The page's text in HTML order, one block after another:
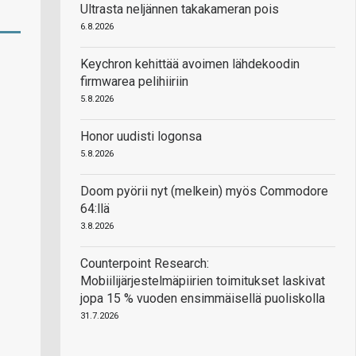
Ultrasta neljännen takakameran pois
6.8.2026
Keychron kehittää avoimen lähdekoodin
firmwarea pelihiiriin
5.8.2026
Honor uudisti logonsa
5.8.2026
Doom pyörii nyt (melkein) myös Commodore
64:llä
3.8.2026
Counterpoint Research:
Mobiilijärjestelmäpiirien toimitukset laskivat
jopa 15 % vuoden ensimmäisellä puoliskolla
31.7.2026